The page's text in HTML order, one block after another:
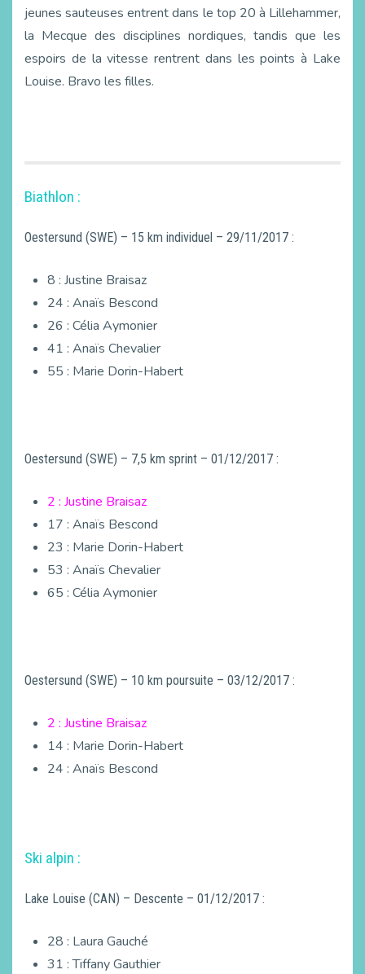
jeunes sauteuses entrent dans le top 20 à Lillehammer,
la Mecque des disciplines nordiques, tandis que les
espoirs de la vitesse rentrent dans les points à Lake
Louise. Bravo les filles.
Biathlon :
Oestersund (SWE) – 15 km individuel – 29/11/2017 :
8 : Justine Braisaz
24 : Anaïs Bescond
26 : Célia Aymonier
41 : Anaïs Chevalier
55 : Marie Dorin-Habert
Oestersund (SWE) – 7,5 km sprint – 01/12/2017 :
2 : Justine Braisaz
17 : Anaïs Bescond
23 : Marie Dorin-Habert
53 : Anaïs Chevalier
65 : Célia Aymonier
Oestersund (SWE) – 10 km poursuite – 03/12/2017 :
2 : Justine Braisaz
14 : Marie Dorin-Habert
24 : Anaïs Bescond
Ski alpin :
Lake Louise (CAN) – Descente – 01/12/2017 :
28 : Laura Gauché
31 : Tiffany Gauthier